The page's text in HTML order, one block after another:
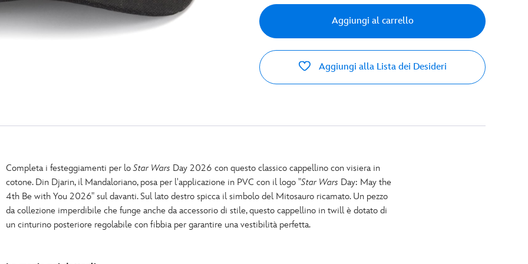
Aggiungi al carrello
Aggiungi alla Lista dei Desideri
Completa i festeggiamenti per loStar Wars Day 2026 con questo classico cappellino con visiera in
cotone. Din Djarin, il Mandaloriano, posa per l'applicazione in PVC con il logo "Star Wars Day: May the
4th Be with You 2026" sul davanti. Sul lato destro spicca il simbolo del Mitosauro ricamato. Un pezzo
da collezione imperdibile che funge anche da accessorio di stile, questo cappellino in twill è dotato di
un cinturino posteriore regolabile con fibbia per garantire una vestibilità perfetta.